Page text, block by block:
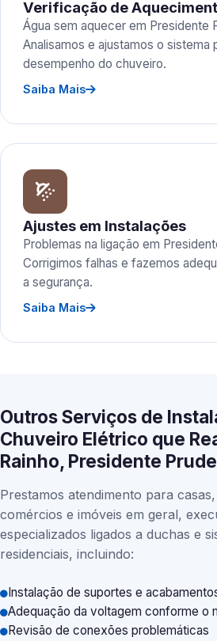
Verificação de
Água sem aquecer em Presidente
Analisamos e ajustamos o sistema
desempenho do chuveiro.
Saiba Mais
Ajustes em Instalações
Problemas na ligação em
Corrigimos falhas e fazemos
a segurança.
Saiba Mais
Outros Serviços de
Chuveiro Elétrico que
Rainho, Presidente
Prestamos atendimento para
comércios e imóveis em geral,
especializados ligados a duchas e
residenciais, incluindo:
Instalação de suportes e
Adequação da voltagem conforme o
Revisão de conexões problemáticas